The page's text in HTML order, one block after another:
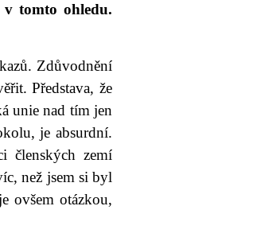
v tomto ohledu.
Zdůvodnění
Představa, že
unie nad tím jen
je absurdní.
členských zemí
než jsem si byl
ovšem otázkou,